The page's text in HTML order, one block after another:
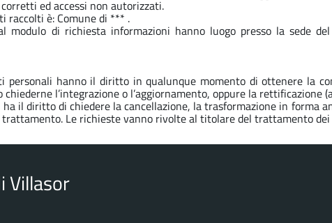
ed accessi non autorizzati.
raccolti è: Comune di *** .
di richiesta informazioni hanno luogo presso la sede
hanno il diritto in qualunque momento di ottenere la
chiederne l’integrazione o l’aggiornamento, oppure la rettificazione
il diritto di chiedere la cancellazione, la trasformazione in forma
Le richieste vanno rivolte al titolare del trattamento
Villasor